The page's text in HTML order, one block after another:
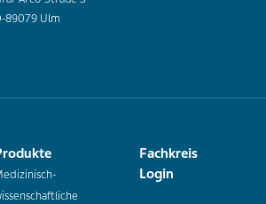
89079 Ulm
Fachkreis
Login